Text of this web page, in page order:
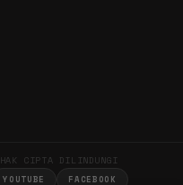
CIPTA DILINDUNGI
YOUTUBE FACEBOOK